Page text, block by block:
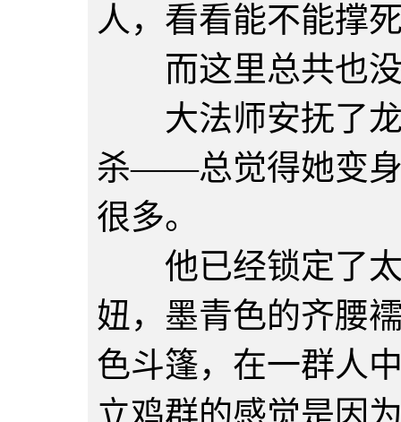
人，看看能不能撑
而这里总共也没
大法师安抚了龙
杀——总觉得她变
很多。
他已经锁定了太
妞，墨青色的齐腰
色斗篷，在一群人
立鸡群的感觉是因